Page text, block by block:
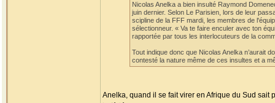
Nicolas Anelka a bien insulté Raymond
juin dernier. Selon Le Parisien, lors de leur
scipline de la FFF mardi, les membres de
sélectionneur. « Va te faire enculer avec ton
rapportée par tous les interlocuteurs de la
Tout indique donc que Nicolas Anelka n’aurait
contesté la nature même de ces insultes et a
Anelka, quand il se fait virer en Afrique du Sud